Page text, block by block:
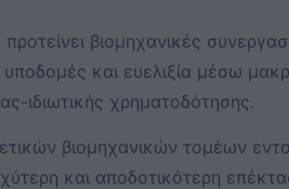
βιομηχανικές
και ευελιξία μέσω
ιδιωτικής χρηματοδότησης.
βιομηχανικών τομέων
και αποδοτικότερη